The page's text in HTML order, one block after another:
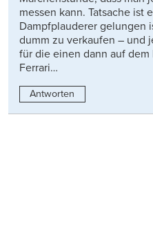
messen kann. Tatsache ist
Dampfplauderer gelungen
dumm zu verkaufen – und
für die einen dann auf dem
Ferrari…
Antworten